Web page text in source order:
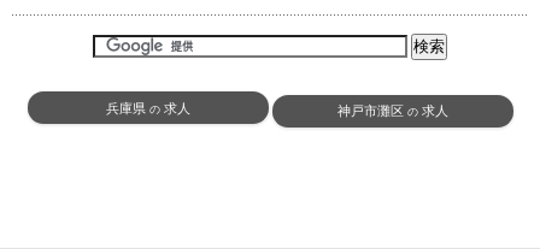
兵庫県の 求人 神戸市灘区 の 求人